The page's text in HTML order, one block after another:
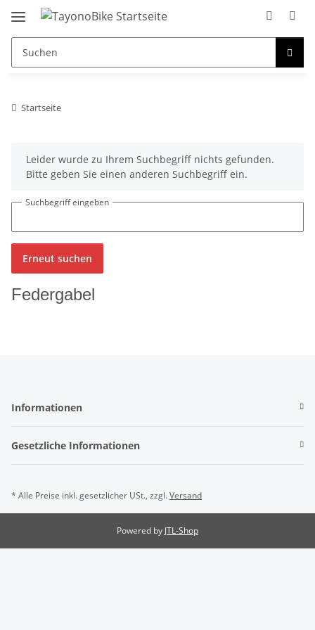
Startseite
xLeider wurde zu Ihrem Suchbegriff nichts gefunden.
Bitte geben Sie einen anderen Suchbegriff ein.
Suchbegriff eingeben
Erneut suchen
Federgabel
Informationen
Gesetzliche Informationen
* Alle Preise inkl. gesetzlicher USt., zzgl.Versand
Powered by JTL-Shop